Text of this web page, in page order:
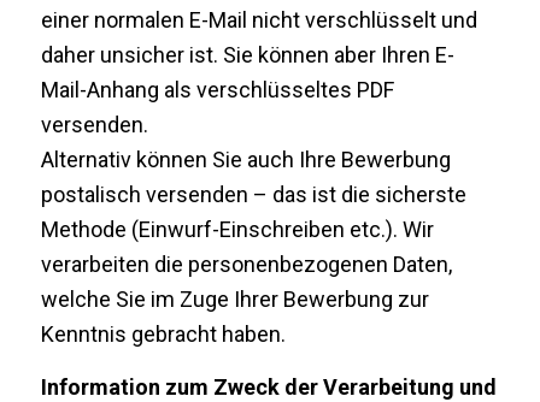
einer normalen E-Mail nicht verschlüsselt und
daher unsicher ist. Sie können aber Ihren E-
Mail-Anhang als verschlüsseltes PDF
versenden.
Alternativ können Sie auch Ihre Bewerbung
postalisch versenden – das ist die sicherste
Methode (Einwurf-Einschreiben etc.). Wir
verarbeiten die personenbezogenen Daten,
welche Sie im Zuge Ihrer Bewerbung zur
Kenntnis gebracht haben.
Information zum Zweck der Verarbeitung und